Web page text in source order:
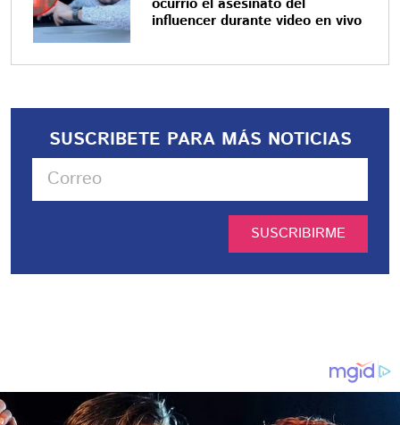
influencer durante video en vivo
SUSCRIBETE PARA MÁS NOTICIAS
SUSCRIBIRME